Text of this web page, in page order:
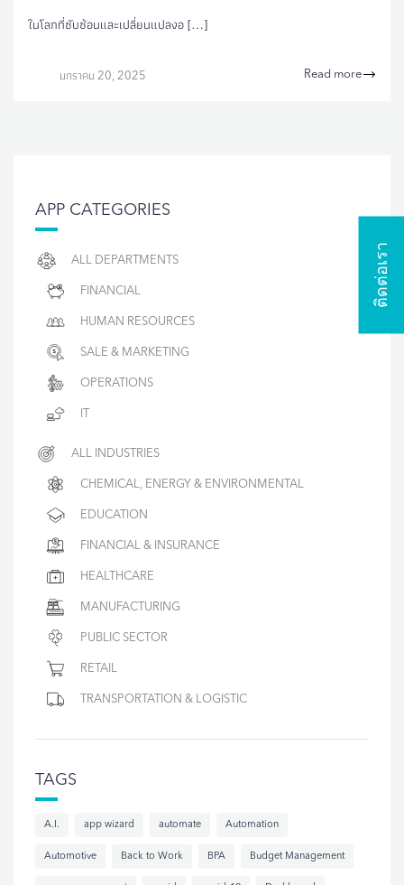
APP CATEGORIES
ALL DEPARTMENTS
FINANCIAL
HUMAN RESOURCES
SALE & MARKETING
OPERATIONS
ALL INDUSTRIES
CHEMICAL, ENERGY & ENVIRONMENTAL
EDUCATION
FINANCIAL & INSURANCE
HEALTHCARE
MANUFACTURING
PUBLIC SECTOR
RETAIL
TRANSPORTATION & LOGISTIC
TAGS
A.I. app wizard automate Automation
Automotive Back to Work BPA Budget Management
ในโลกที่ซับซ้อนและเปลี่ยนแปลงอ […]
มกราคม 20, 2025 Read more
ติดต่อเรา